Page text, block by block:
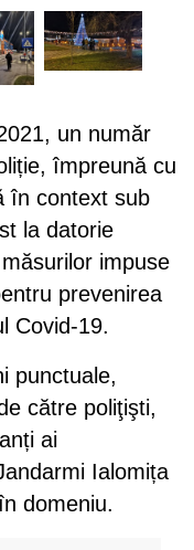
un număr
împreună cu
în context sub
la datorie
impuse
prevenirea
Covid-19.
punctuale,
către poliţişti,
ai
Ialomița
domeniu.